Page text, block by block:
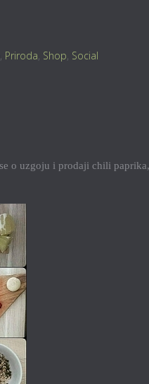
, Priroda, Shop, Social
o uzgoju i prodaji chili paprika,